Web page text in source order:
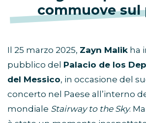
commuove sul
Il 25 marzo 2025, Zayn Malik ha
pubblico del Palacio de los
del Messico, in occasione del
concerto nel Paese all’interno
mondiale Stairway to the Sky.